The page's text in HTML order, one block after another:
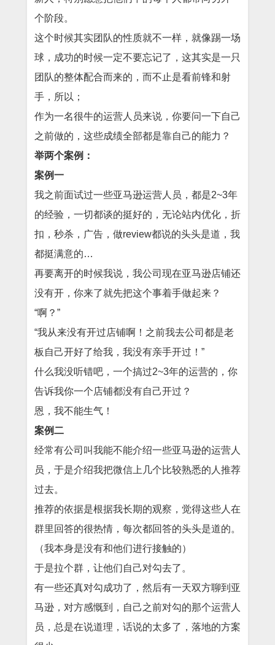
个阶段。
这个时候其实团队的性质就不一样，就像踢一场
球，成功的时候一定不要忘记了，这其实是一只
团队的整体配合而来的，而不止是看前锋和射
手，所以；
作为一名很牛的运营人员来说，你要问一下自己
之前做的，这些成绩全部都是靠自己的能力？
举两个案例：
案例一
我之前面试过一些亚马逊运营人员，都是2~3年
的经验，一切都谈的挺好的，无论站内优化，折
扣，秒杀，广告，做review都说的头头是道，我
都挺满意的…
再要离开的时候我说，我公司现在亚马逊店铺还
没有开，你来了就先把这个事着手做起来？
“啊？”
“我从来没有开过店铺啊！之前我去公司都是老
板自己开好了给我，我没有亲手开过！”
什么我没听错吧，一个搞过2~3年的运营的，你
告诉我你一个店铺都没有自己开过？
恩，我不能生气！
案例二
经常有公司叫我能不能介绍一些亚马逊的运营人
员，于是介绍我把微信上几个比较熟悉的人推荐
过去。
推荐的依据是根据我长期的观察，觉得这些人在
群里回答的很热情，每次都回答的头头是道的。
（我本身是没有和他们进行接触的）
于是拉个群，让他们自己对勾去了。
有一些还真对勾成功了，然后有一天双方聊到亚
马逊，对方感慨到，自己之前对勾的那个运营人
员，总是在说道理，话说的太多了，落地的方案